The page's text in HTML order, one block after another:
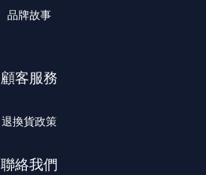
品牌故事
顧客服務
退換貨政策
聯絡我們